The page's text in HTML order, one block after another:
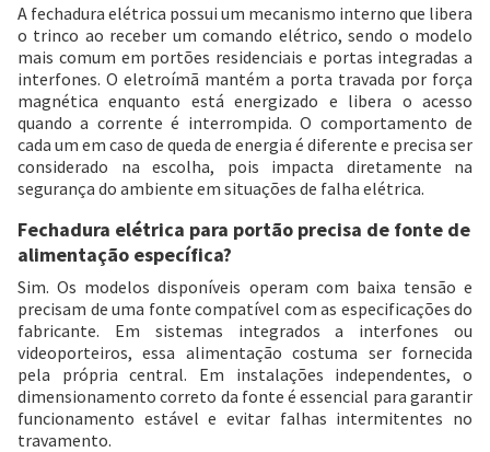
A fechadura elétrica possui um mecanismo interno que libera
o trinco ao receber um comando elétrico, sendo o modelo
mais comum em portões residenciais e portas integradas a
interfones. O eletroímã mantém a porta travada por força
magnética enquanto está energizado e libera o acesso
quando a corrente é interrompida. O comportamento de
cada um em caso de queda de energia é diferente e precisa ser
considerado na escolha, pois impacta diretamente na
segurança do ambiente em situações de falha elétrica.
Fechadura elétrica para portão precisa de fonte de
alimentação específica?
Sim. Os modelos disponíveis operam com baixa tensão e
precisam de uma fonte compatível com as especificações do
fabricante. Em sistemas integrados a interfones ou
videoporteiros, essa alimentação costuma ser fornecida
pela própria central. Em instalações independentes, o
dimensionamento correto da fonte é essencial para garantir
funcionamento estável e evitar falhas intermitentes no
travamento.